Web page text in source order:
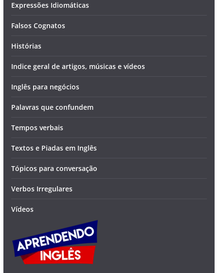
Expressões Idiomáticas
Falsos Cognatos
Histórias
Indice geral de artigos, músicas e vídeos
Inglês para negócios
Palavras que confundem
Tempos verbais
Textos e Piadas em Inglês
Tópicos para conversação
Verbos Irregulares
Vídeos